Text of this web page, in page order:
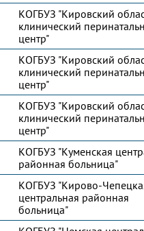
КОГБУЗ "Кировский
клинический
центр"
КОГБУЗ "Кировский
клинический
центр"
КОГБУЗ "Кировский
клинический
центр"
КОГБУЗ "Куменская
районная больница"
КОГБУЗ "Кирово-
центральная районная
больница"